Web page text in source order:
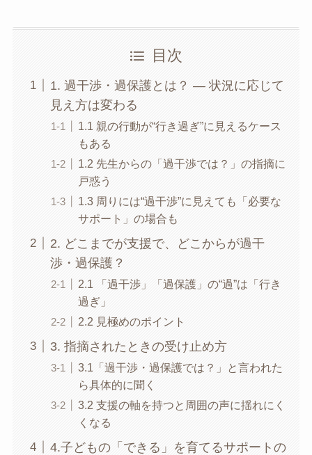
目次
1. 過干渉・過保護とは？ ― 状況に応じて
見え方は変わる
1.1 親の行動が“行き過ぎ”に見えるケース
もある
1.2 先生からの「過干渉では？」の指摘に
戸惑う
1.3 周りには“過干渉”に見えても「必要な
サポート」の場合も
2. どこまでが支援で、どこからが過干
渉・過保護？
2.1 「過干渉」「過保護」の“過”は「行き
過ぎ」
2.2 見極めのポイント
3. 指摘されたときの受け止め方
3.1「過干渉・過保護では？」と言われた
ら具体的に聞く
3.2 支援の軸を持つと周囲の声に揺れにく
くなる
4.子どもの「できる」を育てるサポートの